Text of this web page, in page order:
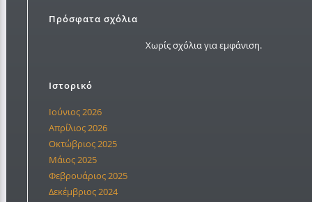
Πρόσφατα σχόλια
Χωρίς σχόλια για εμφάνιση.
Ιστορικό
Ιούνιος 2026
Απρίλιος 2026
Οκτώβριος 2025
Μάιος 2025
Φεβρουάριος 2025
Δεκέμβριος 2024